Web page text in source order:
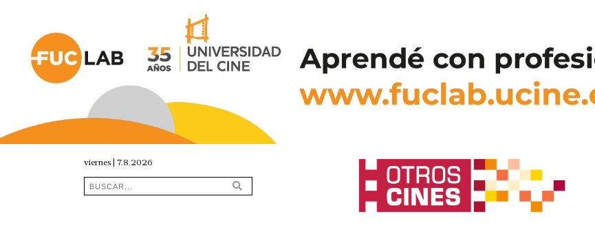
viernes | 7.8.2026